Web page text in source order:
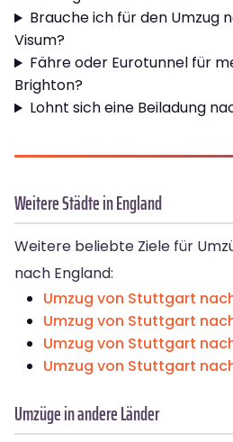
Brauche ich für den Umzug
Visum?
Fähre oder Eurotunnel für
Brighton?
Lohnt sich eine Beiladung
Weitere Städte in England
Weitere beliebte Ziele für
nach England:
Umzug von Stuttgart
Umzug von Stuttgart
Umzug von Stuttgart
Umzug von Stuttgart
Umzüge in andere Länder